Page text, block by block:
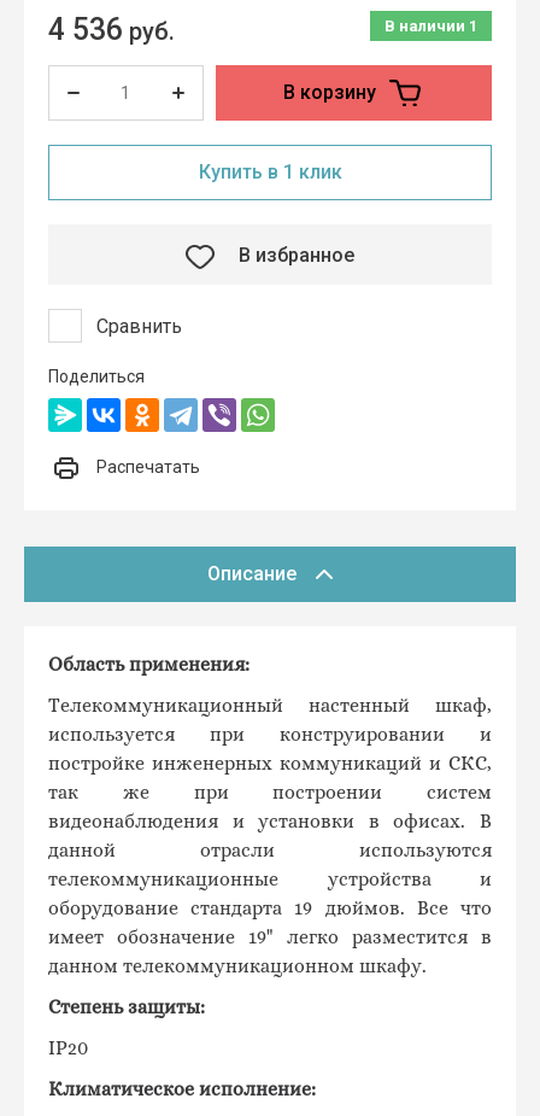
В наличии 1
4 536 руб.
В корзину
Купить в 1 клик
Сравнить
В избранное
Поделиться
Распечатать
Описание
Область применения:
Телекоммуникационный настенный шкаф,
используется при конструировании и
постройке инженерных коммуникаций и СКС,
так же при построении систем
видеонаблюдения и установки в офисах. В
данной отрасли используются
телекоммуникационные устройства и
оборудование стандарта 19 дюймов. Все что
имеет обозначение 19" легко разместится в
данном телекоммуникационном шкафу.
Степень защиты:
IP20
Климатическое исполнение: